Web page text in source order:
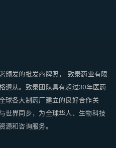
颁发的批发商牌照， 致泰药业有限
遵从。致泰团队具有超过30年医药
球各大制药厂建立的良好合作关
世界同步，为全球华人、生物科技
源和咨询服务。